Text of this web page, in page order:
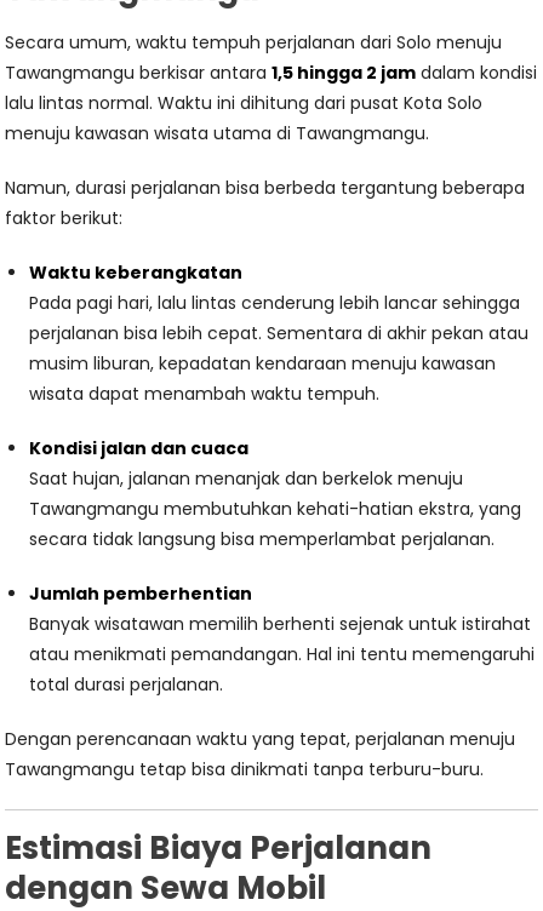
Secara umum, waktu tempuh perjalanan dari Solo menuju
Tawangmangu berkisar antara1,5 hingga 2 jam dalam kondisi
lalu lintas normal. Waktu ini dihitung dari pusat Kota Solo
menuju kawasan wisata utama di Tawangmangu.
Namun, durasi perjalanan bisa berbeda tergantung beberapa
faktor berikut:
Waktu keberangkatan
Pada pagi hari, lalu lintas cenderung lebih lancar sehingga
perjalanan bisa lebih cepat. Sementara di akhir pekan atau
musim liburan, kepadatan kendaraan menuju kawasan
wisata dapat menambah waktu tempuh.
Kondisi jalan dan cuaca
Saat hujan, jalanan menanjak dan berkelok menuju
Tawangmangu membutuhkan kehati-hatian ekstra, yang
secara tidak langsung bisa memperlambat perjalanan.
Jumlah pemberhentian
Banyak wisatawan memilih berhenti sejenak untuk istirahat
atau menikmati pemandangan. Hal ini tentu memengaruhi
total durasi perjalanan.
Dengan perencanaan waktu yang tepat, perjalanan menuju
Tawangmangu tetap bisa dinikmati tanpa terburu-buru.
Estimasi Biaya Perjalanan
dengan Sewa Mobil